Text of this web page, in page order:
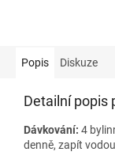
Popis Diskuze
Detailní popis
Dávkování: 4
denně, zapít